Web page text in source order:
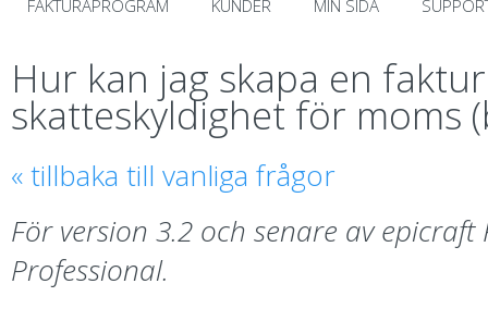
FAKTURAPROGRAM KUNDER MIN SIDA
Hur kan jag skapa en
skatteskyldighet för moms
« tillbaka till vanliga frågor
För version 3.2 och senare av
Professional.